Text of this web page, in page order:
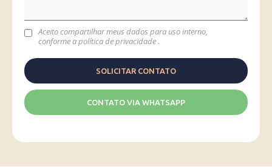
Aceito compartilhar meus dados para uso interno,
conforme apolítica de privacidade.
CONTATO VIA WHATSAPP